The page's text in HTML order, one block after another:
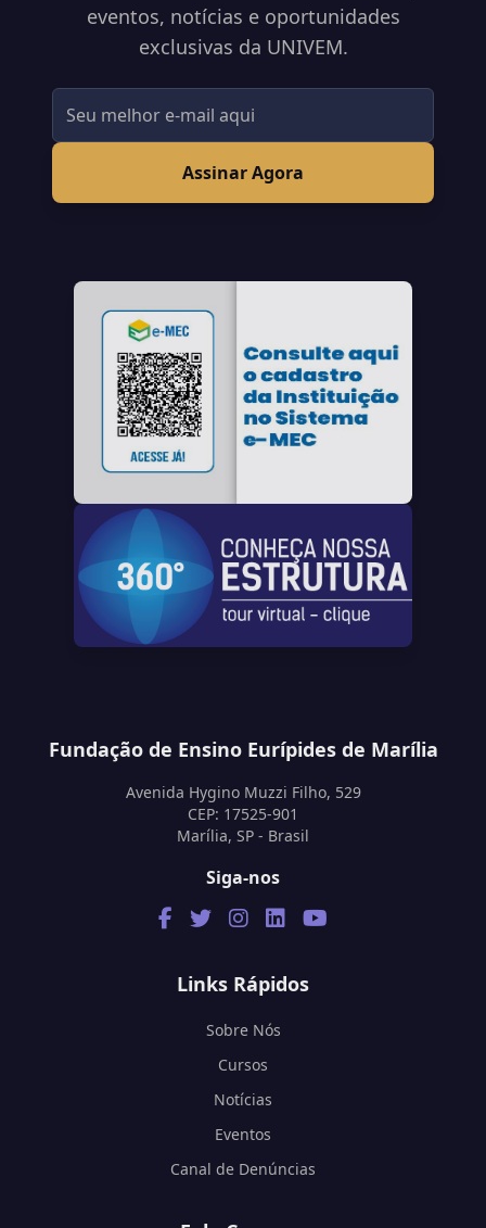
eventos, notícias e oportunidades
exclusivas da UNIVEM.
Assinar Agora
Fundação de Ensino Eurípides de Marília
Avenida Hygino Muzzi Filho, 529
CEP: 17525-901
Marília, SP - Brasil
Siga-nos
Links Rápidos
Sobre Nós
Cursos
Notícias
Eventos
Canal de Denúncias